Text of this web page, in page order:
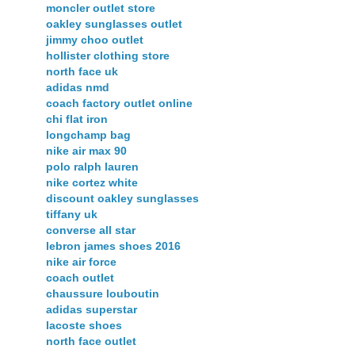
moncler outlet store
oakley sunglasses outlet
jimmy choo outlet
hollister clothing store
north face uk
adidas nmd
coach factory outlet online
chi flat iron
longchamp bag
nike air max 90
polo ralph lauren
nike cortez white
discount oakley sunglasses
tiffany uk
converse all star
lebron james shoes 2016
nike air force
coach outlet
chaussure louboutin
adidas superstar
lacoste shoes
north face outlet